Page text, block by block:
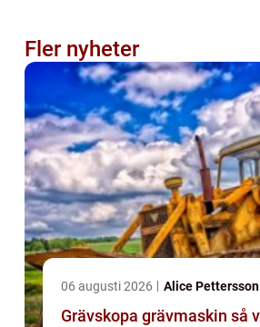
Fler nyheter
06 augusti 2026 Alice Pettersson
Grävskopa grävmaskin så väljer